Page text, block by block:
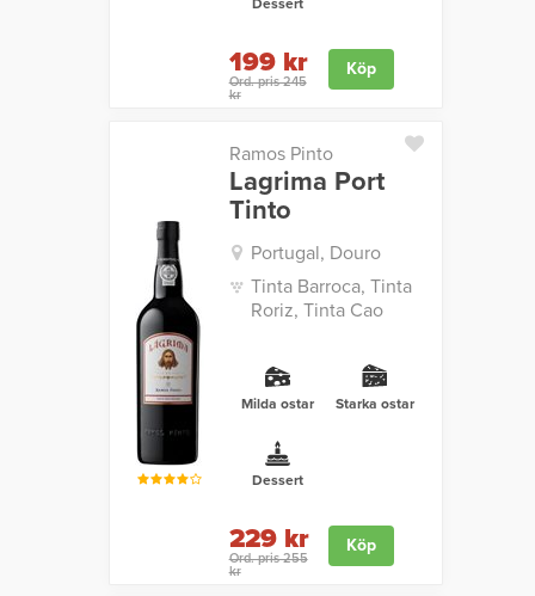
Dessert
199 kr
Ord. pris 245
kr
Köp
Ramos Pinto
Lagrima Port
Tinto
Portugal, Douro
Tinta Barroca, Tinta
Roriz, Tinta Cao
Milda ostar Starka ostar
Dessert
229 kr
Ord. pris 255
kr
Köp